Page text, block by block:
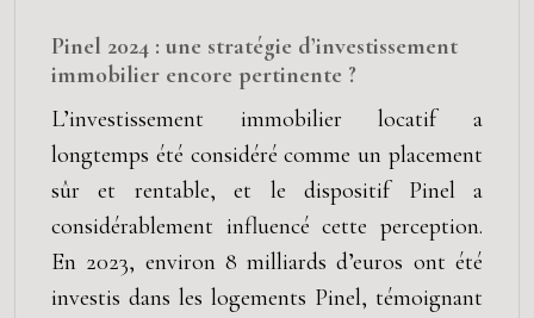
Pinel 2024 : une stratégie d’investissement
immobilier encore pertinente ?
L’investissement immobilier locatif a
longtemps été considéré comme un placement
sûr et rentable, et le dispositif Pinel a
considérablement influencé cette perception.
En 2023, environ 8 milliards d’euros ont été
investis dans les logements Pinel, témoignant